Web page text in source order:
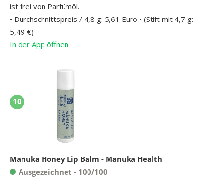
ist frei von Parfümöl.
• Durchschnittspreis / 4,8 g: 5,61 Euro • (Stift mit 4,7 g:
5,49 €)
In der App öffnen
10
Mānuka Honey Lip Balm - Manuka Health
Ausgezeichnet - 100/100